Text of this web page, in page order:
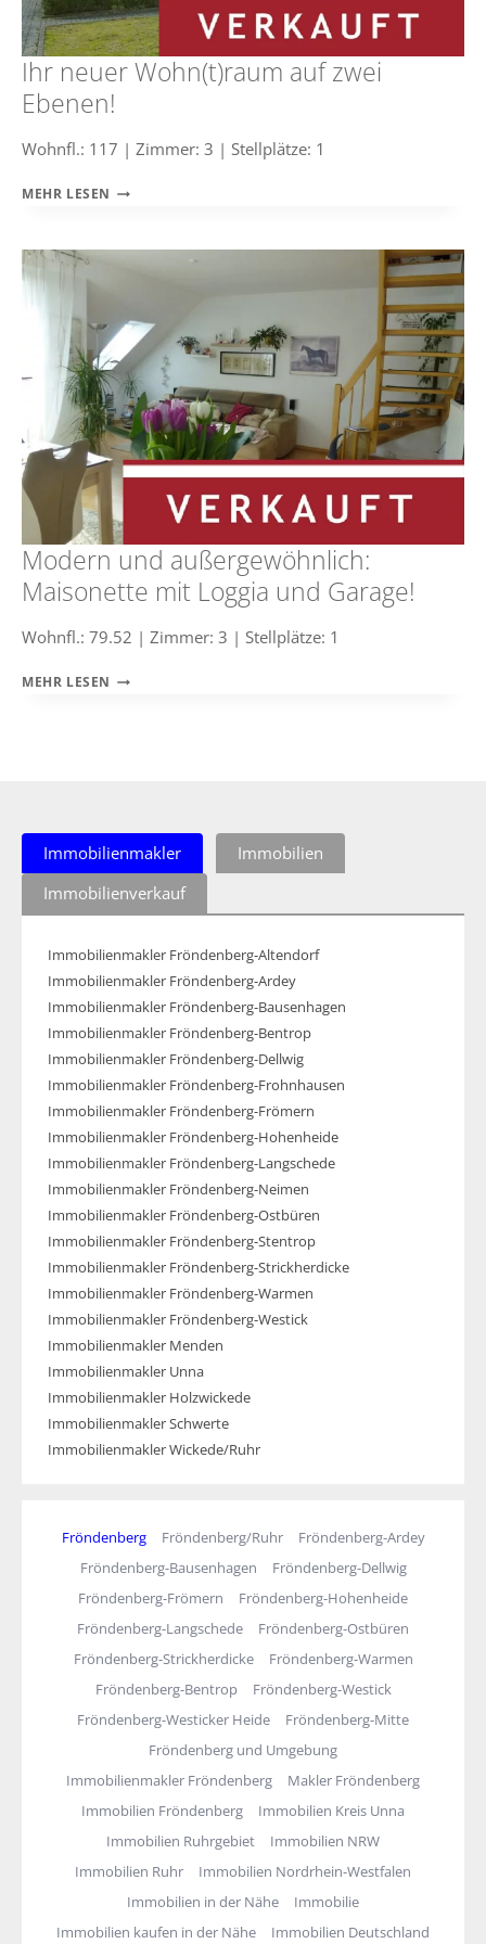
Ihr neuer Wohn(t)raum auf zwei
Ebenen!
Wohnfl.: 117 | Zimmer: 3 | Stellplätze: 1
MEHR LESEN IHR
AUF
Modern und außergewöhnlich:
Maisonette mit Loggia und Garage!
Wohnfl.: 79.52 | Zimmer: 3 | Stellplätze: 1
MEHR LESEN MODERN
Immobilienmakler
Immobilien
Immobilienverkauf
Immobilienmakler Fröndenberg-Altendorf
Immobilienmakler Fröndenberg-Ardey
Immobilienmakler Fröndenberg-Bausenhagen
Immobilienmakler Fröndenberg-Bentrop
Immobilienmakler Fröndenberg-Dellwig
Immobilienmakler Fröndenberg-Frohnhausen
Immobilienmakler Fröndenberg-Frömern
Immobilienmakler Fröndenberg-Hohenheide
Immobilienmakler Fröndenberg-Langschede
Immobilienmakler Fröndenberg-Neimen
Immobilienmakler Fröndenberg-Ostbüren
Immobilienmakler Fröndenberg-Stentrop
Immobilienmakler Fröndenberg-Strickherdicke
Immobilienmakler Fröndenberg-Warmen
Immobilienmakler Fröndenberg-Westick
Immobilienmakler Menden
Immobilienmakler Unna
Immobilienmakler Holzwickede
Immobilienmakler Schwerte
Immobilienmakler Wickede/Ruhr
Fröndenberg Fröndenberg/Ruhr
Fröndenberg-Ardey
Fröndenberg-Bausenhagen
Fröndenberg-Dellwig
Fröndenberg-Frömern
Fröndenberg-Hohenheide
Fröndenberg-Langschede
Fröndenberg-Ostbüren
Fröndenberg-Strickherdicke
Fröndenberg-Warmen
Fröndenberg-Bentrop
Fröndenberg-Westick
Fröndenberg-Westicker Heide
Fröndenberg-Mitte
Fröndenberg und Umgebung
Immobilienmakler Fröndenberg
Makler Fröndenberg
Immobilien Fröndenberg
Immobilien Kreis Unna
Immobilien Ruhrgebiet
Immobilien NRW
Immobilien Ruhr
Immobilien Nordrhein-Westfalen
Immobilien in der Nähe
Immobilie
Immobilien kaufen in der Nähe
Immobilien Deutschland